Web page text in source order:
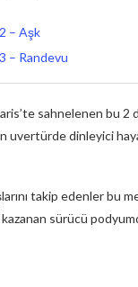
– Aşk
– Randevu
sahnelenen bu 2
uvertürde dinleyici
takip edenler bu
kazanan sürücü